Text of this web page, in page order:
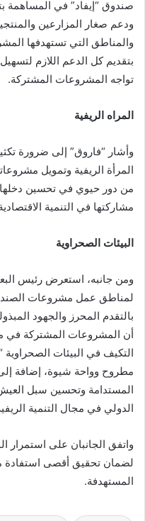
صندوق “إيفاد” في المساهمة
ودعم صغار المزارعين
والمناطق التي تستهدفها
بتقديم كل الدعم اللازم
تواجه المشروعات المشتركة.
المراه الريفية
وأشار “فاروق” إلى ضرورة
المرأة الريفية وتمويل
من دور حيوي في تحسين دخلها
مشاركتها في التنمية
البيئات الصحراوية
ومن جانبه، استعرض رئيس
لمناطق عمل مشروعات
بالتقدم المحرز والجهود
أن المشروعات المشتركة في
التكيف في البيئات الصحراوية
مطروح وواحة شيوة، إضافة
المستدامة وتحسين سبل
الدولي في مجال التنمية
واتفق الجانبان على استمرار
لضمان تحقيق أقصى استفادة
المستهدفة.